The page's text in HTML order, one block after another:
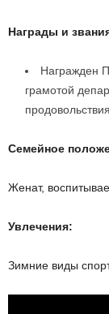
Награды и
Награжден
грамотой
Семейное
Женат,
Увлечения:
Зимние виды